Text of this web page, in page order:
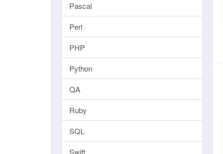
Pascal
Perl
PHP
Python
QA
Ruby
SQL
Swift